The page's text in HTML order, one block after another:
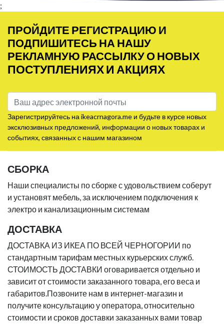
;
ПРОЙДИТЕ РЕГИСТРАЦИЮ И
ПОДПИШИТЕСЬ НА НАШУ
РЕКЛАМНУЮ РАССЫЛКУ О НОВЫХ
ПОСТУПЛЕНИЯХ И АКЦИЯХ
Зарегистрируйтесь на ikeacrnagora.me и будьте в курсе новых
эксклюзивных предложений, информации о новых товарах и
событиях, связанных с нашим магазином
СБОРКА
Наши специалисты по сборке с удовольствием соберут
и установят мебель, за исключением подключения к
электро и канализационным системам
ДОСТАВКА
ДОСТАВКА ИЗ ИКЕА ПО ВСЕЙ ЧЕРНОГОРИИ по
стандартным тарифам местных курьерских служб.
СТОИМОСТЬ ДОСТАВКИ оговаривается отдельно и
зависит от стоимости заказанного товара, его веса и
габаритов.Позвоните нам в интернет-магазин и
получите консультацию у оператора, относительно
стоимости и сроков доставки заказанных вами товар